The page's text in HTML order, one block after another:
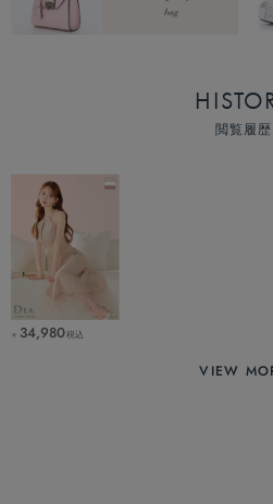
閲覧履歴
￥ 34,980税込
VIEW